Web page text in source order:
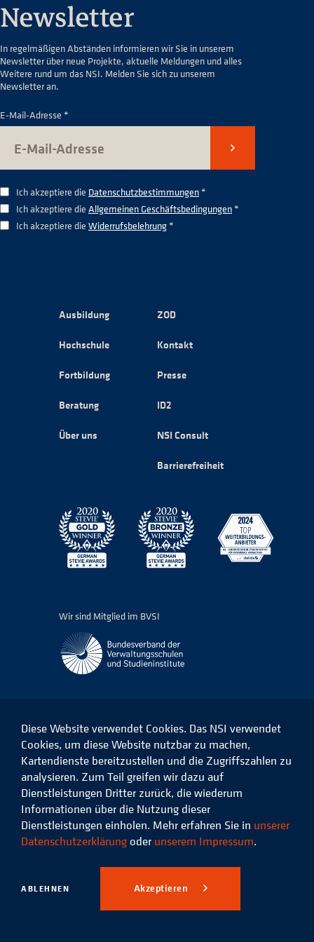
Newsletter
In regelmäßigen Abständen informieren wir Sie in unserem
Newsletter über neue Projekte, aktuelle Meldungen und alles
Weitere rund um das NSI. Melden Sie sich zu unserem
Newsletter an.
E-Mail-Adresse *
Senden
Ich akzeptiere die Datenschutzbestimmungen*
Ich akzeptiere die Allgemeinen Geschäftsbedingungen*
Ich akzeptiere die Widerrufsbelehrung*
Ausbildung
Hochschule
Fortbildung
Beratung
Über uns
ZOD
Kontakt
Presse
ID2
NSI Consult
Barrierefreiheit
Wir sind Mitglied im BVSI
Das
NSI
Facebook
Das
NSI
auf
LinkedIn
Das
NSI
auf
Instagram
Das
Xing
© 2026 Niedersächsisches
Studieninstitut für kommunale
Verwaltung e.V.
Datenschutz Impressum
Diese Website verwendet Cookies. Das NSI verwendet
Cookies, um diese Website nutzbar zu machen,
Kartendienste bereitzustellen und die Zugriffszahlen zu
analysieren. Zum Teil greifen wir dazu auf
Dienstleistungen Dritter zurück, die wiederum
Informationen über die Nutzung dieser
Dienstleistungen einholen. Mehr erfahren Sie in unserer
Datenschutzerklärung oder unserem Impressum.
ABLEHNEN Akzeptieren